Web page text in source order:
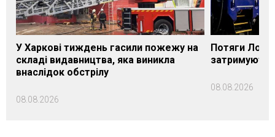
У Харкові тиждень гасили пожежу на
складі видавництва, яка виникла
внаслідок обстрілу
08.08.2026
Потяги
08.08.2026